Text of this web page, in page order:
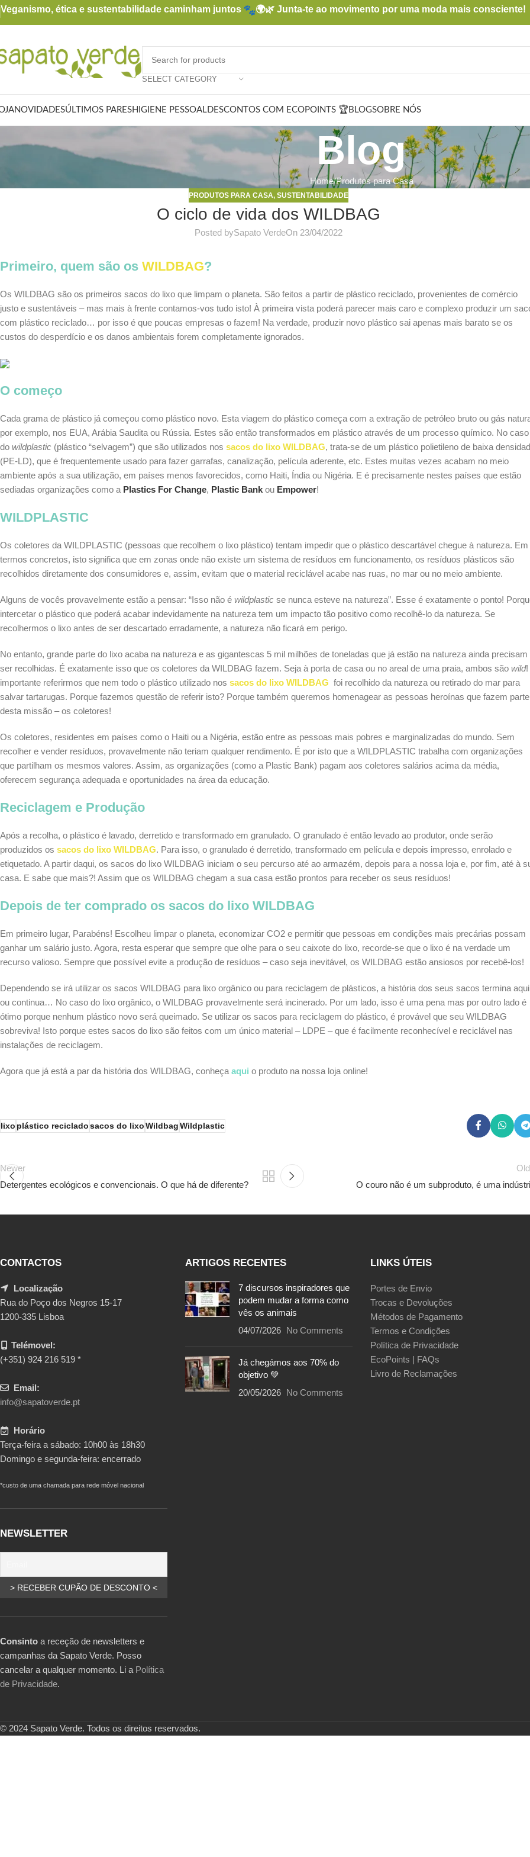
Veganismo, ética e sustentabilidade caminham juntos 🌍🌿 Junta-te ao movimento por uma moda mais consciente!
SELECT CATEGORY
NOVIDADESÚLTIMOS PARESHIGIENE PESSOALDESCONTOS COM ECOPOINTS 🏆 BLOGSOBRE NÓS
Blog
Home Produtos para Casa
PRODUTOS PARA CASA,SUSTENTABILIDADE
O ciclo de vida dos WILDBAG
Posted bySapato VerdeOn 23/04/2022
Primeiro, quem são os WILDBAG?
Os WILDBAG são os primeiros sacos do lixo que limpam o planeta. São feitos a partir de plástico reciclado, provenientes de comércio
justo e sustentáveis – mas mais à frente contamos-vos tudo isto! À primeira vista poderá parecer mais caro e complexo produzir um
com plástico reciclado… por isso é que poucas empresas o fazem! Na verdade, produzir novo plástico sai apenas mais barato se os
custos do desperdício e os danos ambientais forem completamente ignorados.
O começo
Cada grama de plástico já começou como plástico novo. Esta viagem do plástico começa com a extração de petróleo bruto ou gás
por exemplo, nos EUA, Arábia Saudita ou Rússia. Estes são então transformados em plástico através de um processo químico. No caso
do wildplastic (plástico “selvagem”) que são utilizados nos sacos do lixo WILDBAG, trata-se de um plástico polietileno de baixa
(PE-LD), que é frequentemente usado para fazer garrafas, canalização, película aderente, etc. Estes muitas vezes acabam no meio
ambiente após a sua utilização, em países menos favorecidos, como Haiti, Índia ou Nigéria. E é precisamente nestes países que estão
sediadas organizações como a Plastics For Change, Plastic Bank ou Empower!
WILDPLASTIC
Os coletores da WILDPLASTIC (pessoas que recolhem o lixo plástico) tentam impedir que o plástico descartável chegue à natureza. Em
termos concretos, isto significa que em zonas onde não existe um sistema de resíduos em funcionamento, os resíduos plásticos são
recolhidos diretamente dos consumidores e, assim, evitam que o material reciclável acabe nas ruas, no mar ou no meio ambiente.
Alguns de vocês provavelmente estão a pensar: “Isso não é wildplastic se nunca esteve na natureza”. Esse é exatamente o ponto!
intercetar o plástico que poderá acabar indevidamente na natureza tem um impacto tão positivo como recolhê-lo da natureza. Se
recolhermos o lixo antes de ser descartado erradamente, a natureza não ficará em perigo.
No entanto, grande parte do lixo acaba na natureza e as gigantescas 5 mil milhões de toneladas que já estão na natureza ainda precisam
ser recolhidas. É exatamente isso que os coletores da WILDBAG fazem. Seja à porta de casa ou no areal de uma praia, ambos são wild!
importante referirmos que nem todo o plástico utilizado nos sacos do lixo WILDBAG foi recolhido da natureza ou retirado do mar para
salvar tartarugas. Porque fazemos questão de referir isto? Porque também queremos homenagear as pessoas heroínas que fazem parte
desta missão – os coletores!
Os coletores, residentes em países como o Haiti ou a Nigéria, estão entre as pessoas mais pobres e marginalizadas do mundo. Sem
recolher e vender resíduos, provavelmente não teriam qualquer rendimento. É por isto que a WILDPLASTIC trabalha com organizações
que partilham os mesmos valores. Assim, as organizações (como a Plastic Bank) pagam aos coletores salários acima da média,
oferecem segurança adequada e oportunidades na área da educação.
Reciclagem e Produção
Após a recolha, o plástico é lavado, derretido e transformado em granulado. O granulado é então levado ao produtor, onde serão
produzidos os sacos do lixo WILDBAG. Para isso, o granulado é derretido, transformado em película e depois impresso, enrolado e
etiquetado. A partir daqui, os sacos do lixo WILDBAG iniciam o seu percurso até ao armazém, depois para a nossa loja e, por fim, até à
casa. E sabe que mais?! Assim que os WILDBAG chegam a sua casa estão prontos para receber os seus resíduos!
Depois de ter comprado os sacos do lixo WILDBAG
Em primeiro lugar, Parabéns! Escolheu limpar o planeta, economizar CO2 e permitir que pessoas em condições mais precárias possam
ganhar um salário justo. Agora, resta esperar que sempre que olhe para o seu caixote do lixo, recorde-se que o lixo é na verdade um
recurso valioso. Sempre que possível evite a produção de resíduos – caso seja inevitável, os WILDBAG estão ansiosos por recebê-los!
Dependendo se irá utilizar os sacos WILDBAG para lixo orgânico ou para reciclagem de plásticos, a história dos seus sacos termina aqui
ou continua… No caso do lixo orgânico, o WILDBAG provavelmente será incinerado. Por um lado, isso é uma pena mas por outro lado é
ótimo porque nenhum plástico novo será queimado. Se utilizar os sacos para reciclagem do plástico, é provável que seu WILDBAG
sobreviva! Isto porque estes sacos do lixo são feitos com um único material – LDPE – que é facilmente reconhecível e reciclável nas
instalações de reciclagem.
Agora que já está a par da história dos WILDBAG, conheça aqui o produto na nossa loja online!
lixo plástico reciclado sacos do lixo Wildbag Wildplastic
Newer
Detergentes ecológicos e convencionais. O que há de diferente?
O couro não é um subproduto, é uma
CONTACTOS
Localização
Rua do Poço dos Negros 15-17
1200-335 Lisboa
Telémovel:
(+351) 924 216 519 *
Email:
info@sapatoverde.pt
Horário
Terça-feira a sábado: 10h00 às 18h30
Domingo e segunda-feira: encerrado
*custo de uma chamada para rede móvel nacional
NEWSLETTER
Consinto a receção de newsletters e
campanhas da Sapato Verde. Posso
cancelar a qualquer momento. Li a Política
de Privacidade.
ARTIGOS RECENTES
7 discursos inspiradores que
podem mudar a forma como
vês os animais
04/07/2026 No Comments
Já chegámos aos 70% do
objetivo 💚
20/05/2026 No Comments
LINKS ÚTEIS
Portes de Envio
Trocas e Devoluções
Métodos de Pagamento
Termos e Condições
Política de Privacidade
EcoPoints | FAQs
Livro de Reclamações
© 2024 Sapato Verde. Todos os direitos reservados.